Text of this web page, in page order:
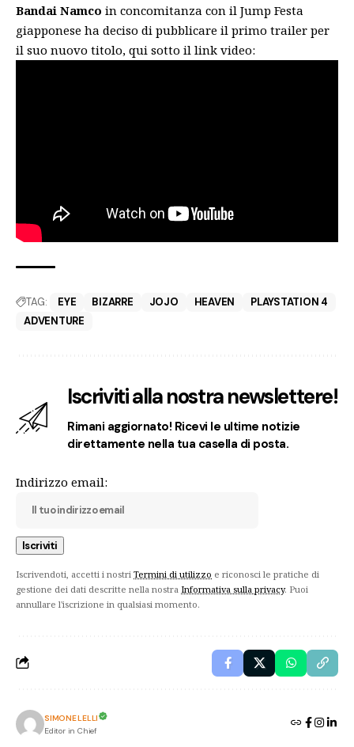
Bandai Namco in concomitanza con il Jump Festa
giapponese ha deciso di pubblicare il primo trailer per
il suo nuovo titolo, qui sotto il link video:
TAG: EYE BIZARRE JOJO HEAVEN
PLAYSTATION 4
ADVENTURE
Iscriviti alla nostra newslettere!
Rimani aggiornato! Ricevi le ultime notizie
direttamente nella tua casella di posta.
Indirizzo email:
Iscrivendoti, accetti i nostri Termini di utilizzo e riconosci le pratiche di
gestione dei dati descritte nella nostra Informativa sulla privacy. Puoi
annullare l'iscrizione in qualsiasi momento.
SIMONE LELLI
Editor in Chief